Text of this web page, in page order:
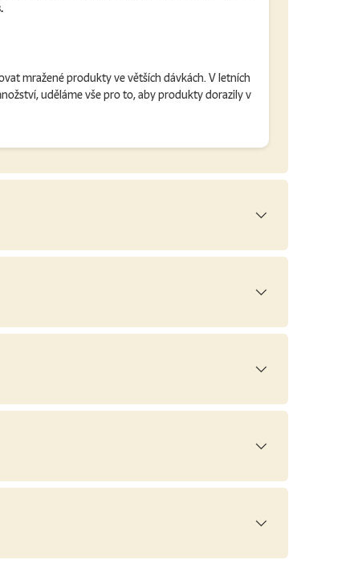
mražené produkty ve větších dávkách. V letních
uděláme vše pro to, aby produkty dorazily v